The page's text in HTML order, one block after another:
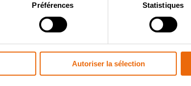
Préférences Statistiques
Autoriser la sélection